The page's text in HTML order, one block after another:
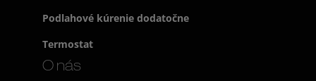
Podlahové kúrenie dodatočne
Termostat
O nás